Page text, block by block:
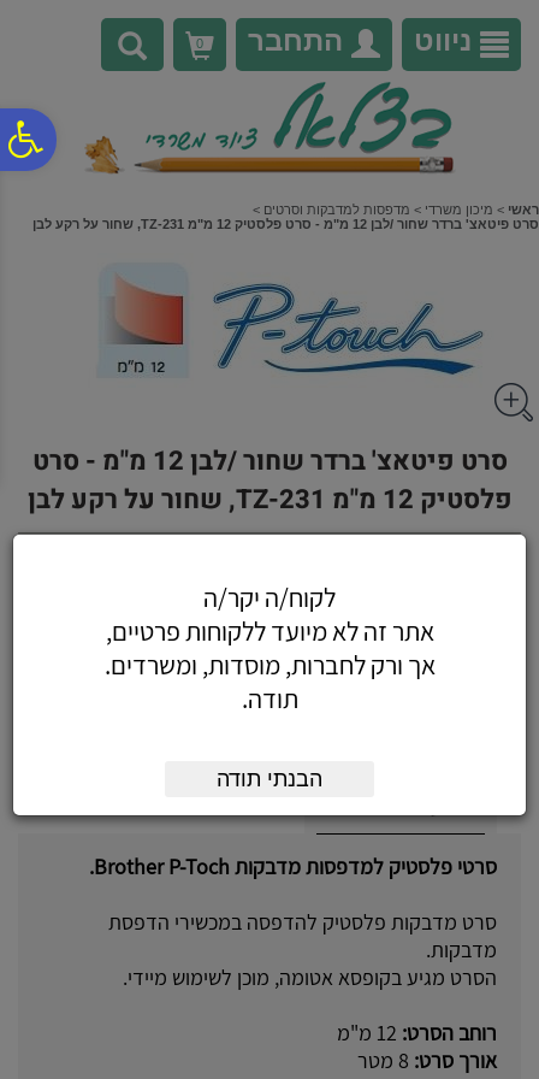
נגישות
אתר
המרכזי
ניווט התחבר 0
ראשי > מיכון משרדי > מדפסות למדבקות וסרטים >
סרט פיטאצ' ברדר שחור /לבן 12 מ"מ - סרט פלסטיק 12 מ"מ TZ-231, שחור על רקע לבן
סרט פיטאצ' ברדר שחור /לבן 12 מ"מ - סרט
פלסטיק 12 מ"מ TZ-231, שחור על רקע לבן
כולל מע"מ
סרטי פלסטיק למדפסות מדבקות Brother P-Toch.
סרט מדבקות פלסטיק להדפסה במכשירי הדפסת
מדבקות.
הסרט מגיע בקופסא אטומה, מוכן לשימוש מיידי.
רוחב הסרט:
אורך סרט:
לקוח/ה יקר/ה
אתר זה לא מיועד ללקוחות פרטיים,
אך ורק לחברות, מוסדות, ומשרדים.
תודה.
הבנתי תודה